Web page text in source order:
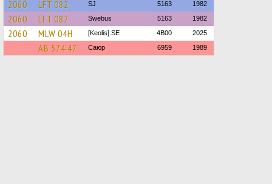
2060 LFT 082 SJ 5163 1982
2060 LFT 082 Swebus 5163 1982
2060 MLW 04H [Keolis] SE 4B00 2025
АВ 574 47 Саюр 6959 1989